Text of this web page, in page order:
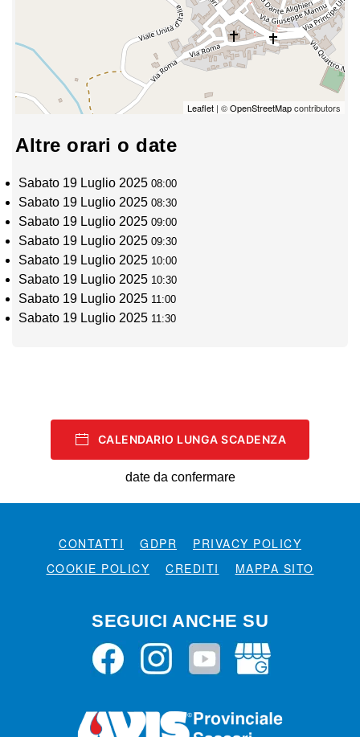
Leaflet| ©OpenStreetMapcontributors
Altre orari o date
Sabato 19 Luglio 202508:00
Sabato 19 Luglio 202508:30
Sabato 19 Luglio 202509:00
Sabato 19 Luglio 202509:30
Sabato 19 Luglio 2025 10:00
Sabato 19 Luglio 2025 10:30
Sabato 19 Luglio 2025 11:00
Sabato 19 Luglio 2025 11:30
CALENDARIO LUNGA SCADENZA
date da confermare
CONTATTI GDPR
PRIVACY POLICY
COOKIE POLICY
CREDITI MAPPA SITO
SEGUICI ANCHE SU